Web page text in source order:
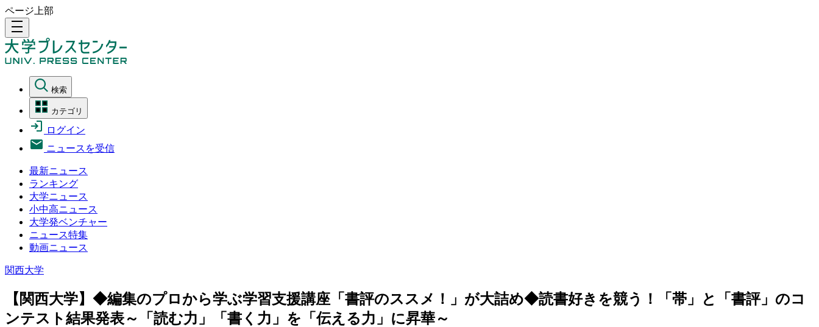
ページ上部
density_medium
検索
カテゴリ
ログイン
ニュースを受信
最新ニュース
ランキング
大学ニュース
小中高ニュース
大学発ベンチャー
ニュース特集
動画ニュース
関西大学
【関西大学】◆編集のプロから学ぶ学習支援講座「書評のススメ！」が大詰め◆読書好きを競う！「帯」と「書評」のコ
ンテスト結果発表～「読む力」「書く力」を「伝える力」に昇華～